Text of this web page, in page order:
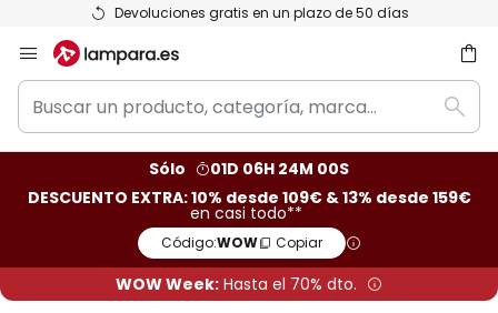
Devoluciones gratis en un plazo de 50 días
al
contenido
Buscar
un
producto,
marca...
Sólo
01D 06H 23M 59S
DESCUENTO EXTRA: 10% desde 109€ & 13% desde 159€
en casi todo**
Código:WOW Copiar
WOW Week: Hasta el 70% dto.